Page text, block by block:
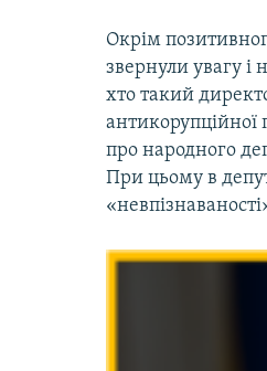
Окрім
звернули увагу і
хто такий
про народного
При цьому в